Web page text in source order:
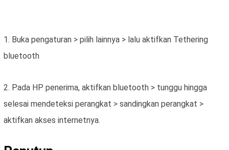
1. Buka pengaturan > pilih lainnya > lalu aktifkan Tethering
bluetooth
2. Pada HP penerima, aktifkan bluetooth > tunggu hingga
selesai mendeteksi perangkat > sandingkan perangkat >
aktifkan akses internetnya.